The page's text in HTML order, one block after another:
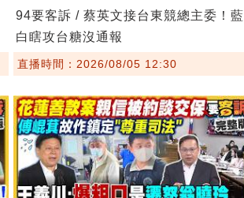
94要客訴 / 蔡英文接台東競總主委！藍
白瞎攻台糖沒通報
直播時間：2026/08/05 12:30